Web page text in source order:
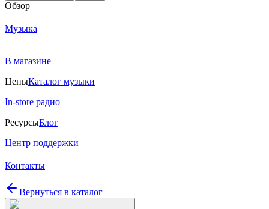
Обзор
Музыка
В магазине
ЦеныКаталог музыки
In-store радио
РесурсыБлог
Центр поддержки
Контакты
Вернуться в каталог